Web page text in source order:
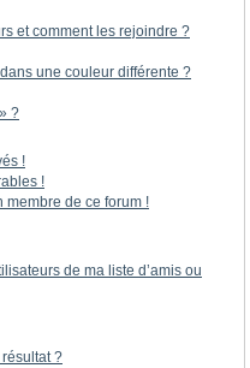
et comment les rejoindre ?
une couleur différente ?
?
!
!
membre de ce forum !
de ma liste d’amis ou
?